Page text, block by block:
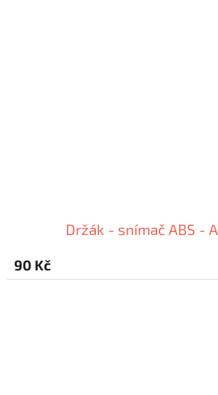
Držák - snímač ABS -
90 Kč